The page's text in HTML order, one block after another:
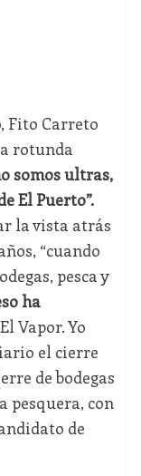
Fito Carreto
rotunda
somos ultras,
El Puerto”.
la vista atrás
“cuando
pesca y
ha
Vapor. Yo
el cierre
de bodegas
pesquera, con
de